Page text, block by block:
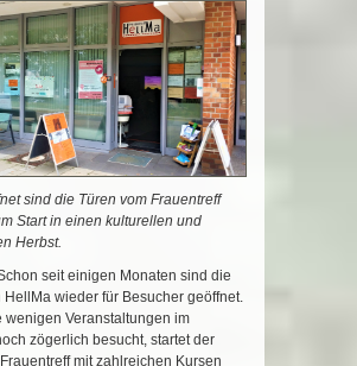
sind die Türen vom Frauentreff
Start in einen kulturellen und
Herbst.
seit einigen Monaten sind die
HellMa wieder für Besucher geöffnet.
wenigen Veranstaltungen im
zögerlich besucht, startet der
mit zahlreichen Kursen